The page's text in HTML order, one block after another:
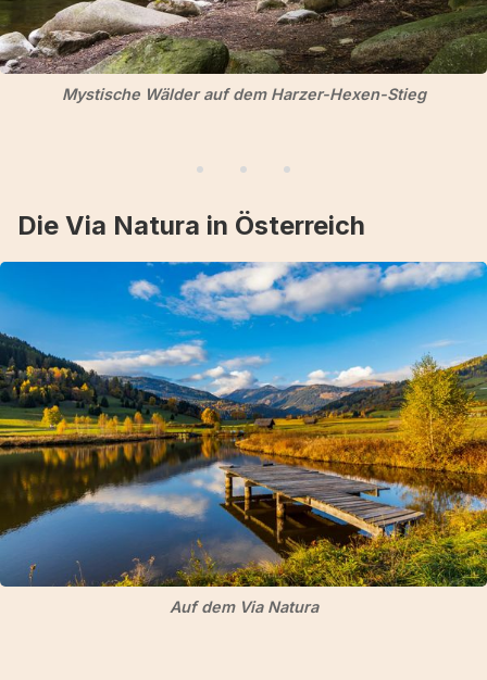
Mystische Wälder auf dem Harzer-Hexen-Stieg
Die Via Natura in Österreich
Auf dem Via Natura